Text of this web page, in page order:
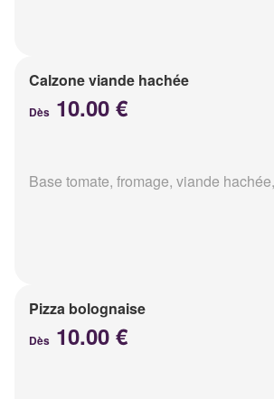
Calzone viande hachée
Dès 10.00 €
Base tomate, fromage, viande
Pizza bolognaise
Dès 10.00 €